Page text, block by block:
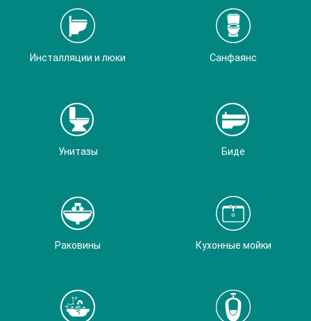
Инсталляции и люки Санфаянс
Унитазы Биде
Раковины Кухонные мойки